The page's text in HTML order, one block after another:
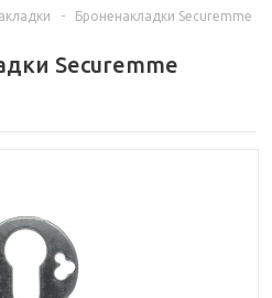
- Броненакладки Securemme
Securemme